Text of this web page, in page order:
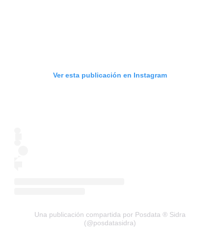
Ver esta publicación en Instagram
Una publicación compartida por Posdata ® Sidra
(@posdatasidra)